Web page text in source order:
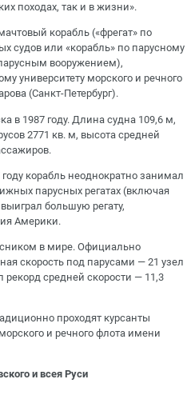
походах, так и в жизни».
корабль («фрегат» по
судов или «корабль» по парусному
вооружением),
университету морского и речного
(Санкт-Петербург).
в 1987 году. Длина судна 109,6 м,
2771 кв. м, высота средней
корабль неоднократно занимал
парусных регатах (включая
выиграл большую регату,
Америки.
в мире. Официально
скорость под парусами — 21 узел
рекорд средней скорости — 11,3
проходят курсанты
и речного флота имени
и всея Руси